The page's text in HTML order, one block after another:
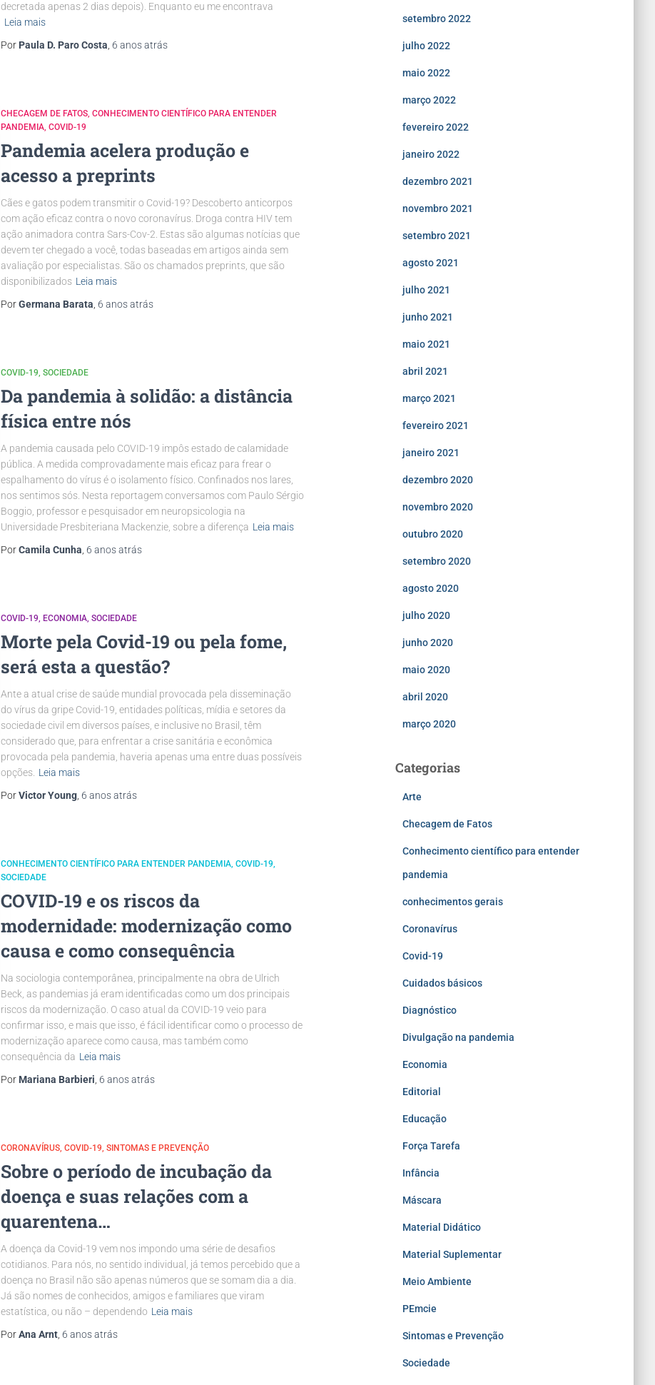
decretada apenas 2 dias depois). Enquanto eu me encontrava
Leia mais
Por Paula D. Paro Costa 6 anosatrás
CHECAGEM DE FATOS CONHECIMENTO CIENTÍFICO PARA ENTENDER
PANDEMIA COVID-19
Pandemia acelera produção e
acesso a preprints
Cães e gatos podem transmitir o Covid-19? Descoberto anticorpos
com ação eficaz contra o novo coronavírus. Droga contra HIV tem
ação animadora contra Sars-Cov-2. Estas são algumas notícias que
devem ter chegado a você, todas baseadas em artigos ainda sem
avaliação por especialistas. São os chamados preprints, que são
disponibilizados Leia mais
PorGermana Barata 6 anosatrás
COVID-19 SOCIEDADE
Da pandemia à solidão: a distância
física entre nós
A pandemia causada pelo COVID-19 impôs estado de calamidade
pública. A medida comprovadamente mais eficaz para frear o
espalhamento do vírus é o isolamento físico. Confinados nos lares,
nos sentimos sós. Nesta reportagem conversamos com Paulo Sérgio
Boggio, professor e pesquisador em neuropsicologia na
Universidade Presbiteriana Mackenzie, sobre a diferença Leia mais
PorCamila Cunha 6 anosatrás
COVID-19 ECONOMIA SOCIEDADE
Morte pela Covid-19 ou pela fome,
será esta a questão?
Ante a atual crise de saúde mundial provocada pela disseminação
do vírus da gripe Covid-19, entidades políticas, mídia e setores da
sociedade civil em diversos países, e inclusive no Brasil, têm
considerado que, para enfrentar a crise sanitária e econômica
provocada pela pandemia, haveria apenas uma entre duas possíveis
opções. Leia mais
PorVictor Young 6 anosatrás
CONHECIMENTO CIENTÍFICO PARA ENTENDER PANDEMIA COVID-19
SOCIEDADE
COVID-19 e os riscos da
modernidade: modernização como
causa e como consequência
Na sociologia contemporânea, principalmente na obra de Ulrich
Beck, as pandemias já eram identificadas como um dos principais
riscos da modernização. O caso atual da COVID-19 veio para
confirmar isso, e mais que isso, é fácil identificar como o processo de
modernização aparece como causa, mas também como
consequência da Leia mais
Por Mariana Barbieri 6 anosatrás
CORONAVÍRUS COVID-19 SINTOMAS E PREVENÇÃO
Sobre o período de incubação da
doença e suas relações com a
quarentena…
A doença da Covid-19 vem nos impondo uma série de desafios
cotidianos. Para nós, no sentido individual, já temos percebido que a
doença no Brasil não são apenas números que se somam dia a dia.
Já são nomes de conhecidos, amigos e familiares que viram
estatística, ou não – dependendo Leia mais
PorAna Arnt 6 anosatrás
setembro 2022
julho 2022
maio 2022
março 2022
fevereiro 2022
janeiro 2022
dezembro 2021
novembro 2021
setembro 2021
agosto 2021
julho 2021
junho 2021
maio 2021
abril 2021
março 2021
fevereiro 2021
janeiro 2021
dezembro 2020
novembro 2020
outubro 2020
setembro 2020
agosto 2020
julho 2020
junho 2020
maio 2020
abril 2020
março 2020
Categorias
Arte
Checagem de Fatos
Conhecimento científico para entender
pandemia
conhecimentos gerais
Coronavírus
Covid-19
Cuidados básicos
Diagnóstico
Divulgação na pandemia
Economia
Editorial
Educação
Força Tarefa
Infância
Máscara
Material Didático
Material Suplementar
Meio Ambiente
PEmcie
Sintomas e Prevenção
Sociedade